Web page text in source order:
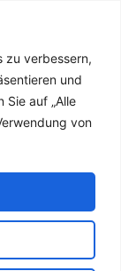
zu verbessern,
und
Sie auf „Alle
von